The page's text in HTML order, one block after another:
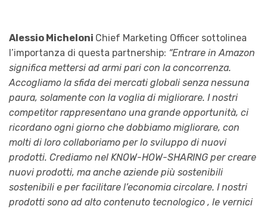
Alessio Micheloni Chief Marketing Officer sottolinea
l’importanza di questa partnership: “Entrare in Amazon
significa mettersi ad armi pari con la concorrenza.
Accogliamo la sfida dei mercati globali senza nessuna
paura, solamente con la voglia di migliorare. I nostri
competitor rappresentano una grande opportunità, ci
ricordano ogni giorno che dobbiamo migliorare, con
molti di loro collaboriamo per lo sviluppo di nuovi
prodotti. Crediamo nel KNOW-HOW-SHARING per creare
nuovi prodotti, ma anche aziende più sostenibili
sostenibili e per facilitare l’economia circolare. I nostri
prodotti sono ad alto contenuto tecnologico , le vernici